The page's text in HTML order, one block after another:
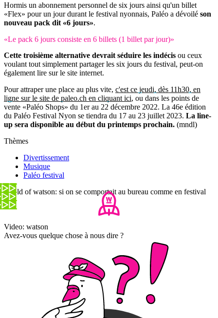
Hormis un abonnement personnel de six jours ainsi qu'un billet
«Flex» pour un jour durant le festival nyonnais, Paléo a dévoilé son
nouveau pack dit «6 jours».
«Le pack 6 jours consiste en 6 billets (1 billet par jour)»
Cette troisième alternative devrait séduire les indécis ou ceux
voulant tout simplement partager les six jours du festival, peut-on
également lire sur le site internet.
Pour attraper une place au plus vite, c'est ce jeudi, dès 11h30, en
ligne sur le site de paleo.ch en cliquant ici, ou dans les points de
vente «Paléo Shops» du 1er au 22 décembre 2022. La 46e édition
du Paléo Festival Nyon se tiendra du 17 au 23 juillet 2023. La line-
up sera disponible au début du printemps prochain. (mndl)
Thèmes
Divertissement
Musique
Paléo festival
World of watson: si on se comportait au bureau comme en festival
Video: watson
Avez-vous quelque chose à nous dire ?